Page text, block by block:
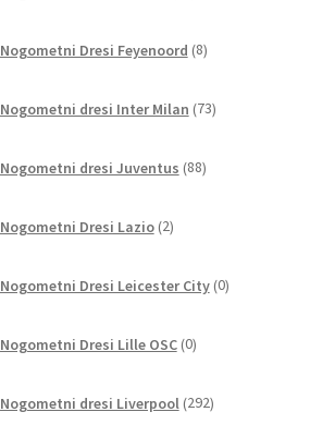
Nogometni Dresi Feyenoord 8izdelkov
Nogometni dresi Inter Milan 73izdelkov
Nogometni dresi Juventus 88izdelkov
Nogometni Dresi Lazio 2izdelka
Nogometni Dresi Leicester City 0izdelkov
Nogometni Dresi Lille OSC 0izdelkov
Nogometni dresi Liverpool 292izdelkov